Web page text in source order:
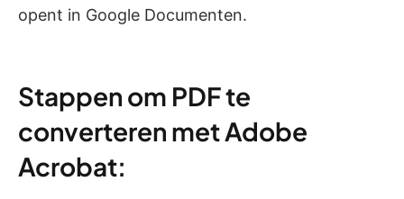
opent in Google Documenten.
Stappen om PDF te
converteren met Adobe
Acrobat: